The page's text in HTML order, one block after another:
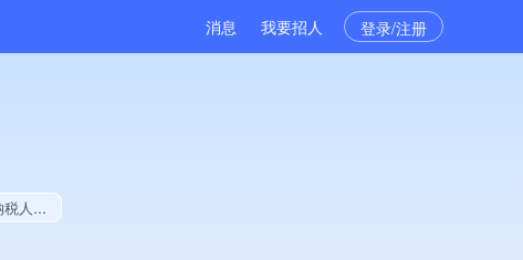
消息 我要招人 登录/注册
于同行前500